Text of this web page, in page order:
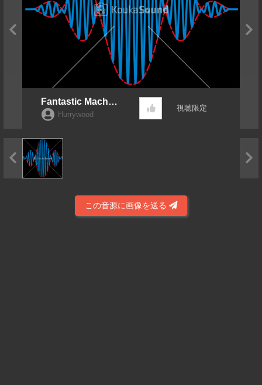
Fantastic Machin
e Hit FxHurrywood
視聴限定
この音源に画像を送る